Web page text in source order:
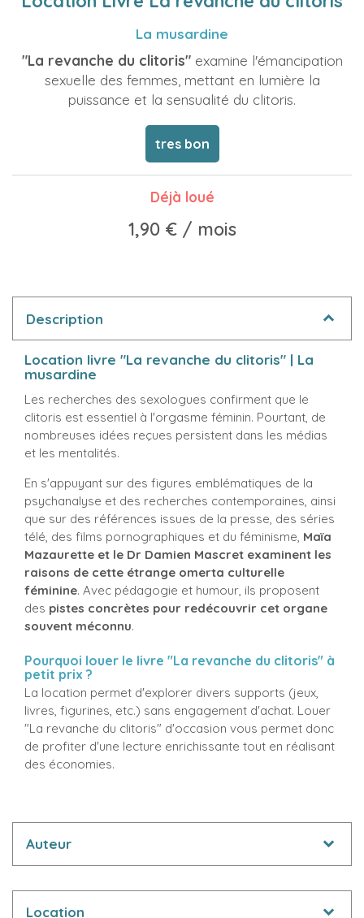
La musardine
"La revanche du clitoris"examine l'émancipation
sexuelle des femmes, mettant en lumière la
puissance et la sensualité du clitoris.
tres bon
Déjà loué
1,90 €/ mois
Description
Location livre "La revanche du clitoris" | La
musardine
Les recherches des sexologues confirment que le
clitoris est essentiel à l'orgasme féminin. Pourtant, de
nombreuses idées reçues persistent dans les médias
et les mentalités.
En s'appuyant sur des figures emblématiques de la
psychanalyse et des recherches contemporaines, ainsi
que sur des références issues de la presse, des séries
télé, des films pornographiques et du féminisme, Maïa
Mazaurette et le Dr Damien Mascret examinent les
raisons de cette étrange omerta culturelle
féminine. Avec pédagogie et humour, ils proposent
des pistes concrètes pour redécouvrir cet organe
souvent méconnu.
Pourquoi louer le livre "La revanche du clitoris" à
petit prix ?
La location permet d'explorer divers supports (jeux,
livres, figurines, etc.) sans engagement d'achat. Louer
"La revanche du clitoris" d'occasion vous permet donc
de profiter d'une lecture enrichissante tout en réalisant
des économies.
Auteur
Location